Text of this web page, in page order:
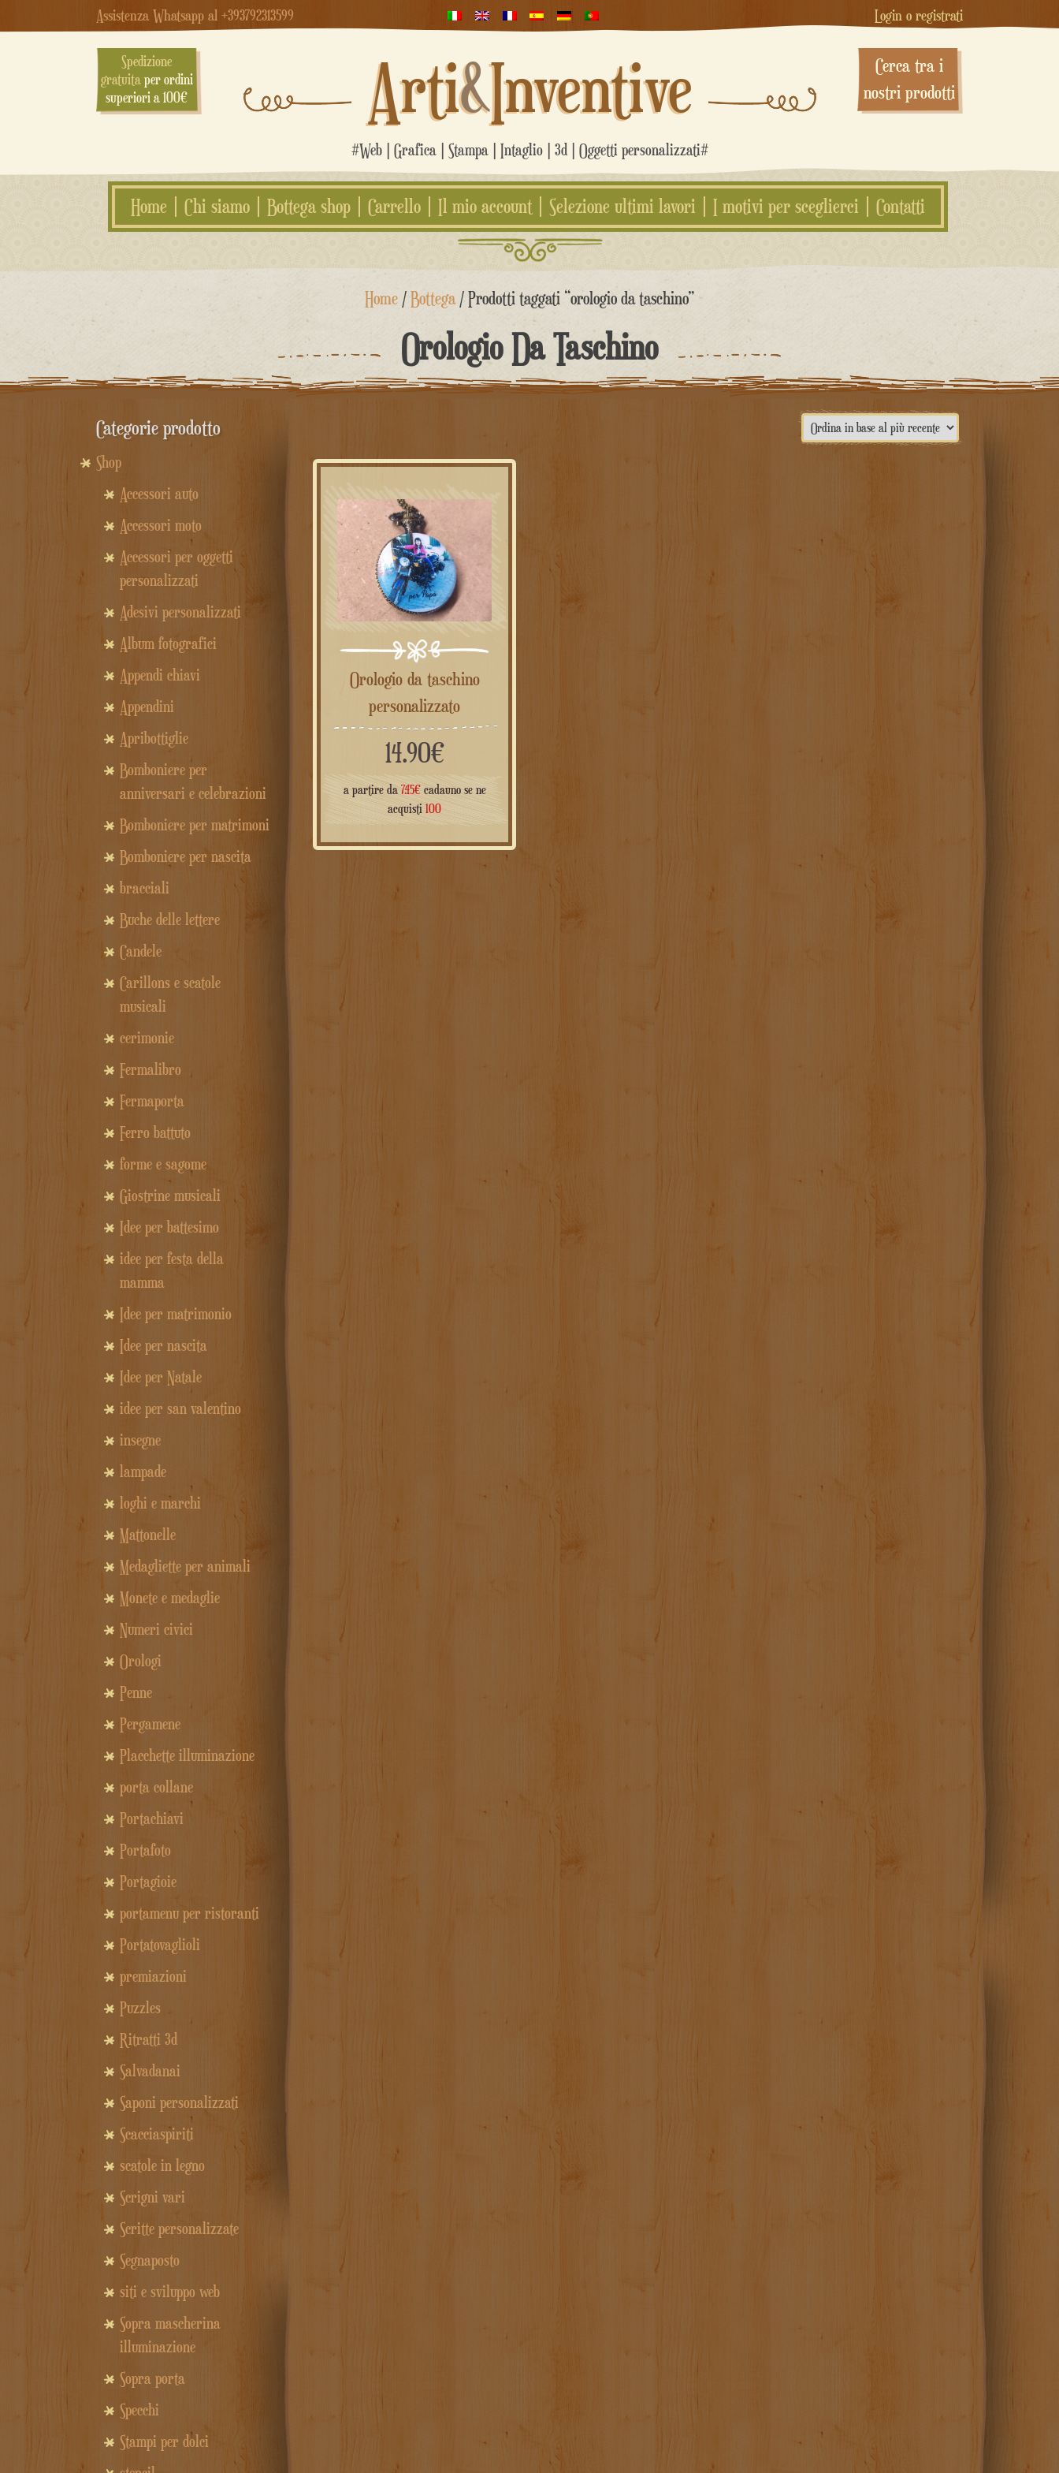
Assistenza Whatsapp al +393792313599 Login o registrati
Spedizione
gratuitaper ordini
superiori a 100€
Arti&Inventive
#Web | Grafica | Stampa | Intaglio | 3d | Oggetti personalizzati#
Cerca tra i
nostri prodotti
Home Chi siamo Bottega shop Carrello Il mio account Selezione ultimi lavori I motivi per sceglierci Contatti
Salta
contenuto
Home/Bottega/ Prodotti taggati “orologio da taschino”
Orologio Da Taschino
Orologio da taschino
personalizzato
14.90€
a partire da 7.45€cadauno se ne
acquisti100
Categorie prodotto
Shop
Accessori auto
Accessori moto
Accessori per oggetti
personalizzati
Adesivi personalizzati
Album fotografici
Appendi chiavi
Appendini
Apribottiglie
Bomboniere per
anniversari e celebrazioni
Bomboniere per matrimoni
Bomboniere per nascita
bracciali
Buche delle lettere
Candele
Carillons e scatole
musicali
cerimonie
Fermalibro
Fermaporta
Ferro battuto
forme e sagome
Giostrine musicali
Idee per battesimo
idee per festa della
mamma
Idee per matrimonio
Idee per nascita
Idee per Natale
idee per san valentino
insegne
lampade
loghi e marchi
Mattonelle
Medagliette per animali
Monete e medaglie
Numeri civici
Orologi
Penne
Pergamene
Placchette illuminazione
porta collane
Portachiavi
Portafoto
Portagioie
portamenu per ristoranti
Portatovaglioli
premiazioni
Puzzles
Ritratti 3d
Salvadanai
Saponi personalizzati
Scacciaspiriti
scatole in legno
Scrigni vari
Scritte personalizzate
Segnaposto
siti e sviluppo web
Sopra mascherina
illuminazione
Sopra porta
Specchi
Stampi per dolci